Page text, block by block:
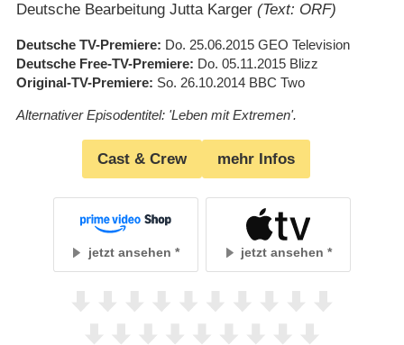
Deutsche Bearbeitung Jutta Karger (Text: ORF)
Deutsche TV-Premiere Do. 25.06.2015 GEO Television
Deutsche Free-TV-Premiere Do. 05.11.2015 Blizz
Original-TV-Premiere So. 26.10.2014 BBC Two
Alternativer Episodentitel: 'Leben mit Extremen'.
Cast & Crew mehr Infos
jetzt ansehen jetzt ansehen